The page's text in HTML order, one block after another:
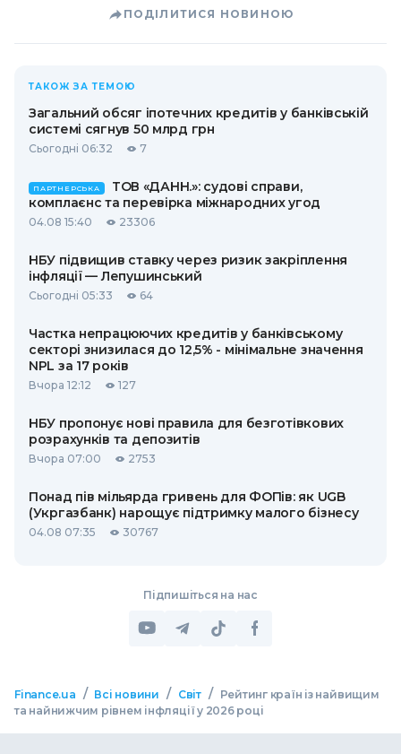
ПОДІЛИТИСЯ НОВИНОЮ
ТАКОЖ ЗА ТЕМОЮ
Загальний обсяг іпотечних кредитів у банківській
системі сягнув 50 млрд грн
Сьогодні 06:32 7
ПАРТНЕРСЬКА
ТОВ «ДАНН.»: судові справи,
комплаєнс та перевірка міжнародних угод
04.08 15:40 23306
НБУ підвищив ставку через ризик закріплення
інфляції — Лепушинський
Сьогодні 05:33 64
Частка непрацюючих кредитів у банківському
секторі знизилася до 12,5% - мінімальне значення
NPL за 17 років
Вчора 12:12 127
НБУ пропонує нові правила для безготівкових
розрахунків та депозитів
Вчора 07:00 2753
Понад пів мільярда гривень для ФОПів: як UGB
(Укргазбанк) нарощує підтримку малого бізнесу
04.08 07:35 30767
Підпишіться на нас
Finance.ua / Всі новини / Світ /
Рейтинг країн із найвищим
та найнижчим рівнем інфляції у 2026 році